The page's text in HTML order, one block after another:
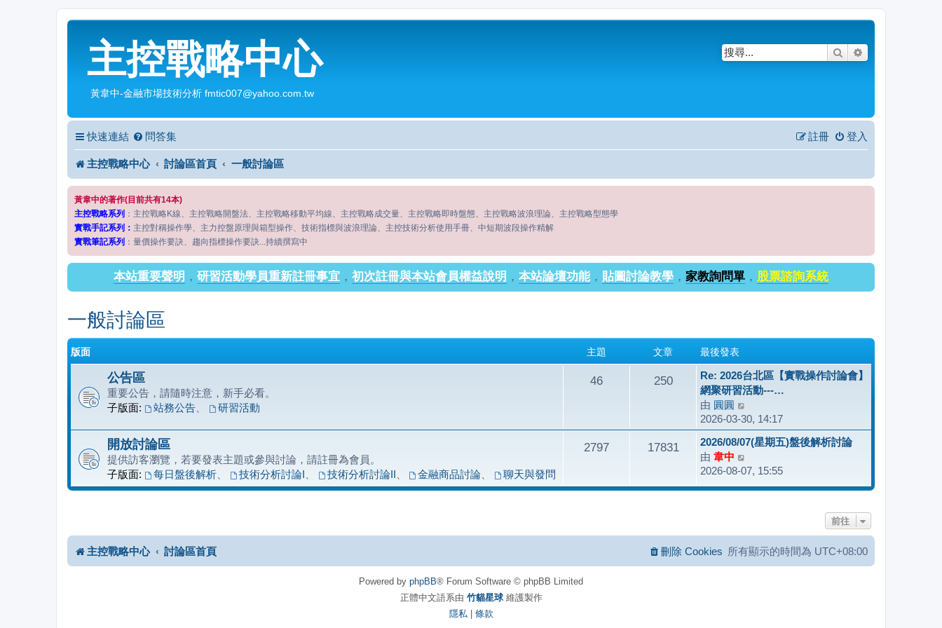
主控戰略中心
黃韋中-金融市場技術分析 fmtic007@yahoo.com.tw
搜尋
快速連結 問答集 登入
註冊
主控戰略中心 討論區首頁 一般討論區
黃韋中的著作(目前共有14本)
主控戰略系列 ：主控戰略K線、主控戰略開盤法、主控戰略移動平均線、主控戰略成交量、主控戰略即時盤態、主控戰略波浪理論、主控戰略型態學
實戰手記系列： 主控對稱操作學、主力控盤原理與箱型操作、技術指標與波浪理論、主控技術分析使用手冊、中短期波段操作精解
實戰筆記系列 ：量價操作要訣、趨向指標操作要訣...持續撰寫中
本站重要聲明 ， 研習活動學員重新註冊事宜 ， 初次註冊與本站會員權益說明 ， 本站論壇功能， 貼圖討論教學 ， 家教詢問單 ， 股票諮詢系統
一般討論區
版面 主題 文章 最後發表
公告區
重要公告，請隨時注意，新手必看。
子版面:
站務公告、 研習活動
46 250
Re: 2026台北區【實戰操作討論會】
網聚研習活動---…
由 圓圓
視
最
後
表
2026-03-30, 14:17
開放討論區
提供訪客瀏覽，若要發表主題或參與討論，請註冊為會員。
子版面:
每日盤後解析、 技術分析討論I 技術分析討論II 金融商品討論 聊天與發問
2797 17831
2026/08/07(星期五)盤後解析討論
由 韋中
視
最
2026-08-07, 15:55
前往
主控戰略中心 討論區首頁 所有顯示的時間為 UTC+08:00
刪除 Cookies
Powered by phpBB® Forum Software © phpBB Limited
正體中文語系由 竹貓星球維護製作
隱私
條款